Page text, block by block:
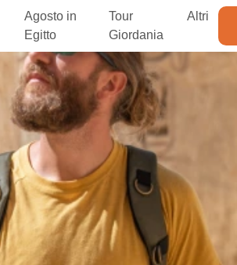
Agosto in
Egitto
Tour
Giordania
Altri